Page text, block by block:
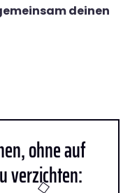
deinen
ohne auf
verzichten: